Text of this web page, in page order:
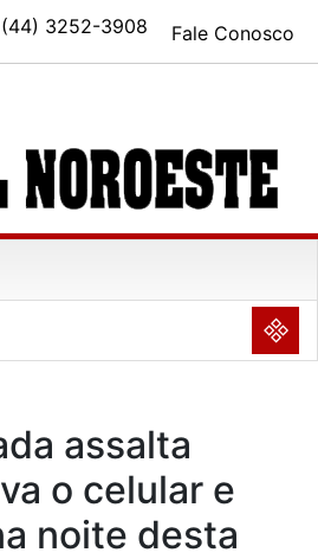
Fale Conosco
(44) 3252-3908
NULL
assalta
o celular e
noite desta